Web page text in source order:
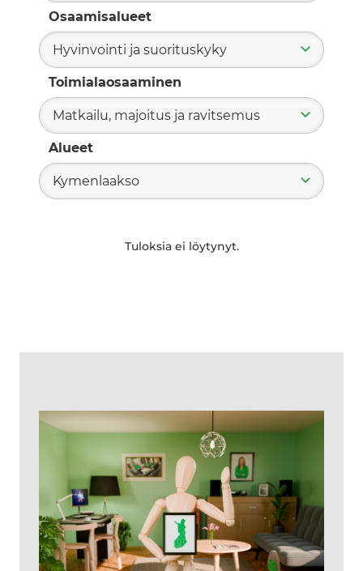
Osaamisalueet
Hyvinvointi ja suorituskyky
Toimialaosaaminen
Matkailu, majoitus ja ravitsemus
Alueet
Kymenlaakso
Tuloksia ei löytynyt.